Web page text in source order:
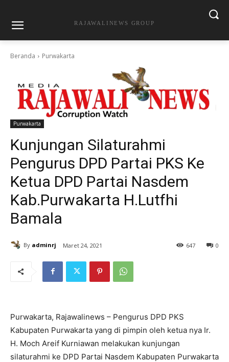
RAJAWALINEWS GROUP
Beranda Purwakarta
Purwakarta
Kunjungan Silaturahmi
Pengurus DPD Partai PKS Ke
Ketua DPD Partai Nasdem
Kab.Purwakarta H.Lutfhi
Bamala
By adminrj Maret 24, 2021 0
647
Purwakarta, Rajawalinews – Pengurus DPD PKS
Kabupaten Purwakarta yang di pimpin oleh ketua nya Ir.
H. Moch Areif Kurniawan melakukan kunjungan
silaturahmi ke DPD Partai Nasdem Kabupaten Purwakarta